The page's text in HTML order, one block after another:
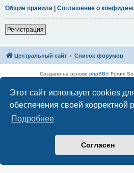
Этот сайт использует cookies
обеспечения своей корректной
Подробнее
Согласен
Общие правила | Соглашение о
Регистрация
Центральный сайт Список форумов
Создано на основе phpBB® Forum
Конфиденциальность|